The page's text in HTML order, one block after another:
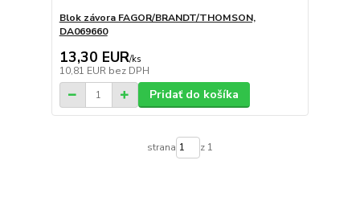
Blok závora FAGOR/BRANDT/THOMSON,
DA069660
13,30 EUR/ks
10,81 EUR bez DPH
Pridať do košíka
strana z 1